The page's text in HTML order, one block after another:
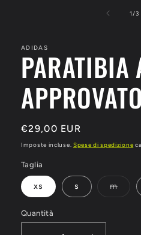
modale
1/su3
ADIDAS
PARATIBIA
Prezzo
di
€29,00 EUR
Imposte incluse. Spese di spedizione
Taglia
xs s m
Quantità